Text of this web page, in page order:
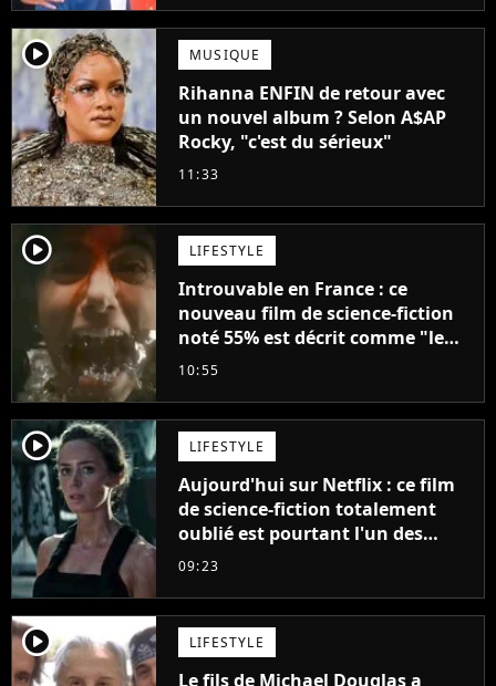
player2 MUSIQUE
Rihanna ENFIN de retour avec
un nouvel album ? Selon A$AP
Rocky, "c'est du sérieux"
11:33
player2 LIFESTYLE
Introuvable en France : ce
nouveau film de science-fiction
noté 55% est décrit comme "le
plus stupide de l'année"
10:55
player2 LIFESTYLE
Aujourd'hui sur Netflix : ce film
de science-fiction totalement
oublié est pourtant l'un des
meilleurs des années 2010
09:23
player2 LIFESTYLE
Le fils de Michael Douglas a